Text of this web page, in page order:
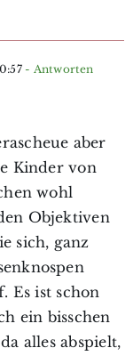
- Antworten
aber
Kinder von
wohl
Objektiven
sich, ganz
Es ist schon
ein bisschen
alles abspielt,